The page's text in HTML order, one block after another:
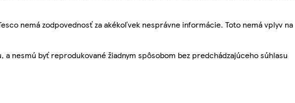
nemá zodpovednosť za akékoľvek nesprávne informácie. Toto nemá vplyv na
nesmú byť reprodukované žiadnym spôsobom bez predchádzajúceho súhlasu